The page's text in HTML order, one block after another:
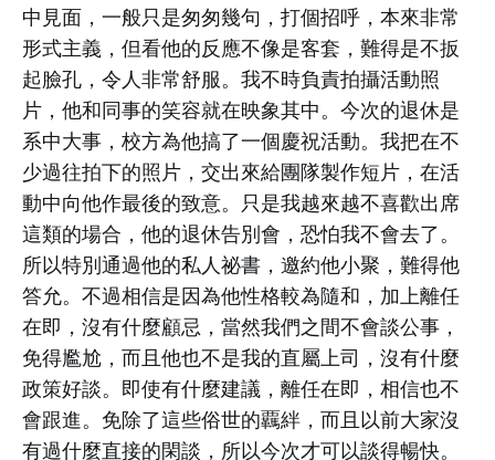
中見面，一般只是匆匆幾句，打個招呼，本來非常
形式主義，但看他的反應不像是客套，難得是不扳
起臉孔，令人非常舒服。我不時負責拍攝活動照
片，他和同事的笑容就在映象其中。今次的退休是
系中大事，校方為他搞了一個慶祝活動。我把在不
少過往拍下的照片，交出來給團隊製作短片，在活
動中向他作最後的致意。只是我越來越不喜歡出席
這類的場合，他的退休告別會，恐怕我不會去了。
所以特別通過他的私人祕書，邀約他小聚，難得他
答允。不過相信是因為他性格較為隨和，加上離任
在即，沒有什麼顧忌，當然我們之間不會談公事，
免得尷尬，而且他也不是我的直屬上司，沒有什麼
政策好談。即使有什麼建議，離任在即，相信也不
會跟進。免除了這些俗世的覊絆，而且以前大家沒
有過什麼直接的閑談，所以今次才可以談得暢快。